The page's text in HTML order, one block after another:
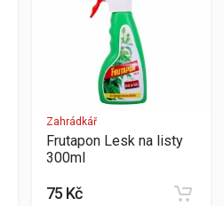
Zahrádkář
Frutapon Lesk na listy
300ml
75 Kč